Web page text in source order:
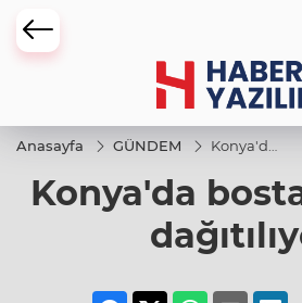
Anasayfa GÜNDEM
Konya'da
setleri
dağıtılıyor
Konya'da